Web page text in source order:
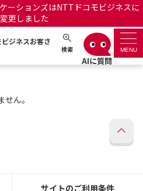
ーションズはNTTドコモビジネスに
更しました
ジネスお客さ
検索 MENU
まサポート 日本語 English
ん。
サイトのご利用条件